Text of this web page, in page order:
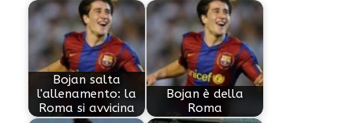
Bojan salta
l'allenamento: la
Roma si avvicina
Bojan è della
Roma